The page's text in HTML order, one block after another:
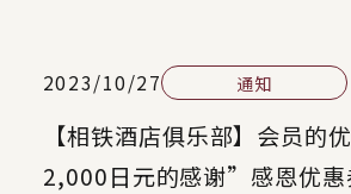
2023/10/27 通知
【相铁酒店俱乐部】会员的
2,000日元的感谢”感恩优